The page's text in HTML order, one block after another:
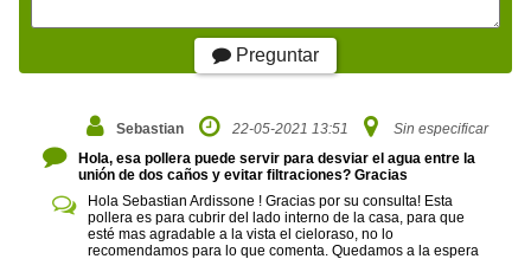
Preguntar
Sebastian 22-05-2021 13:51
Sin especificar
Hola, esa pollera puede servir para desviar el agua entre la
unión de dos caños y evitar filtraciones? Gracias
Hola Sebastian Ardissone ! Gracias por su consulta! Esta
pollera es para cubrir del lado interno de la casa, para que
esté mas agradable a la vista el cieloraso, no lo
recomendamos para lo que comenta. Quedamos a la espera